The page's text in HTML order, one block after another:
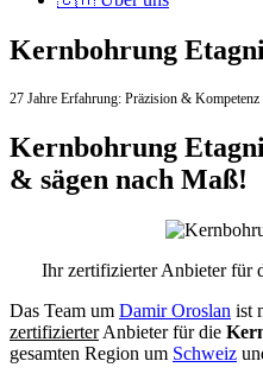
Kernbohrung
27 Jahre Erfahrung: Präzision & Kompetenz
Kernbohrung
& sägen nach Maß!
Ihr zertifizierter Anbieter für
Das Team um Damir Oroslan ist
zertifizierterAnbieter für die
gesamten Region um Schweiz